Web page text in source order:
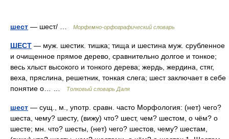
шест — шест/ … Морфемно-орфографический словарь
ШЕСТ — муж. шестик. тишка; тища и шестина муж. срубленное
и очищенное прямое дерево, сравнительно долгое и тонкое;
весь хлыст высокого и тонкого дерева; жердь, жердина, стяг,
веха, пряслина, решетник, тонкая слега; шест заключает в себе
понятие о… …
Толковый словарь Даля
шест — сущ., м., употр. сравн. часто Морфология: (нет) чего?
шеста, чему? шесту, (вижу) что? шест, чем? шестом, о чём? о
шесте; мн. что? шесты, (нет) чего? шестов, чему? шестам,